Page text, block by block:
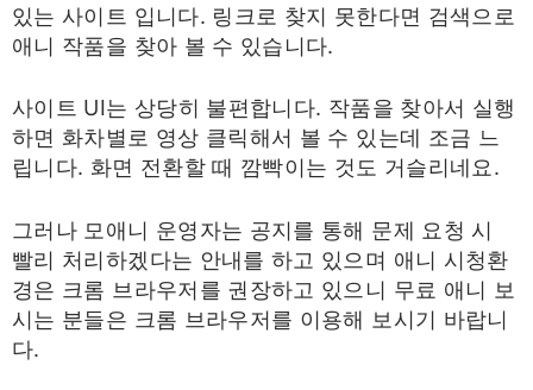
있는 사이트 입니다. 링크로 찾지 못한다면 검색으로
애니 작품을 찾아 볼 수 있습니다.
사이트 UI는 상당히 불편합니다. 작품을 찾아서 실행
하면 화차별로 영상 클릭해서 볼 수 있는데 조금 느
립니다. 화면 전환할 때 깜빡이는 것도 거슬리네요.
그러나 모애니 운영자는 공지를 통해 문제 요청 시
빨리 처리하겠다는 안내를 하고 있으며 애니 시청환
경은 크롬 브라우저를 권장하고 있으니 무료 애니 보
시는 분들은 크롬 브라우저를 이용해 보시기 바랍니
다.